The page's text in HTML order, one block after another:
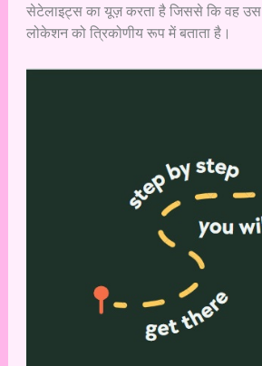
सेटेलाइट्स का यूज़ करता है जिससे कि वह
लोकेशन को त्रिकोणीय रूप में बताता है।